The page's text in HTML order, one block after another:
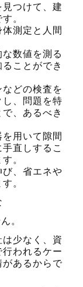
つけて、建
。
測定と人間
数値を測る
ことができ
どの検査を
、問題を特
、あるべき
用いて隙間
直しするこ
。
、省エネや
。
。
少なく、資
われるケー
あるからで